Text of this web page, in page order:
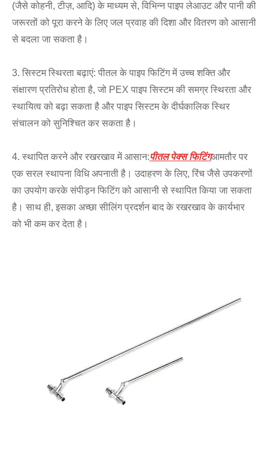
(जैसे कोहनी, टीज़, आदि) के माध्यम से, विभिन्न पाइप लेआउट और पानी की
जरूरतों को पूरा करने के लिए जल प्रवाह की दिशा और वितरण को आसानी
से बदला जा सकता है।
3. सिस्टम स्थिरता बढ़ाएं: पीतल के पाइप फिटिंग में उच्च शक्ति और
संक्षारण प्रतिरोध होता है, जो PEX पाइप सिस्टम की समग्र स्थिरता और
स्थायित्व को बढ़ा सकता है और पाइप सिस्टम के दीर्घकालिक स्थिर
संचालन को सुनिश्चित कर सकता है।
4. स्थापित करने और रखरखाव में आसान:पीतल पेक्स फिटिंगआमतौर पर
एक सरल स्थापना विधि अपनाती है। उदाहरण के लिए, रिंच जैसे उपकरणों
का उपयोग करके संपीड़न फिटिंग को आसानी से स्थापित किया जा सकता
है। साथ ही, इसका अच्छा सीलिंग प्रदर्शन बाद के रखरखाव के कार्यभार
को भी कम कर देता है।